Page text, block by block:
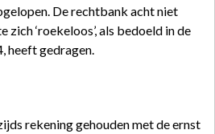
De rechtbank acht niet
zich ‘roekeloos’, als bedoeld in de
heeft gedragen.
rekening gehouden met de ernst